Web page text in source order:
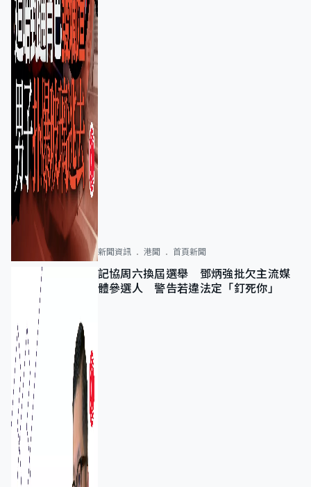
新聞資訊 港聞 首頁新聞
記協周六換屆選舉 鄧炳強批欠主流媒
體參選人 警告若違法定「釘死你」